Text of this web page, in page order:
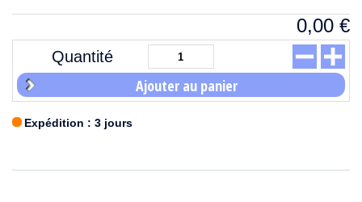
0,00 €
Quantité
Ajouter au panier
Expédition : 3 jours